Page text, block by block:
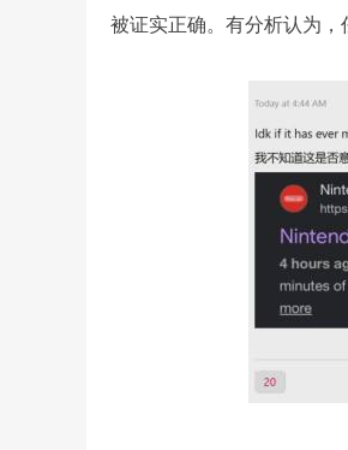
被证实正确。有分析认为，